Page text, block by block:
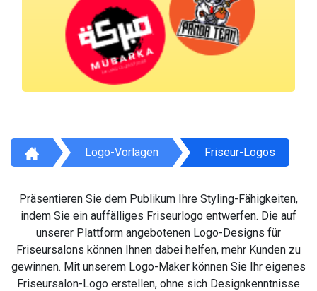
Logo-Vorlagen Friseur-Logos
Präsentieren Sie dem Publikum Ihre Styling-Fähigkeiten,
indem Sie ein auffälliges Friseurlogo entwerfen. Die auf
unserer Plattform angebotenen Logo-Designs für
Friseursalons können Ihnen dabei helfen, mehr Kunden zu
gewinnen. Mit unserem Logo-Maker können Sie Ihr eigenes
Friseursalon-Logo erstellen, ohne sich Designkenntnisse